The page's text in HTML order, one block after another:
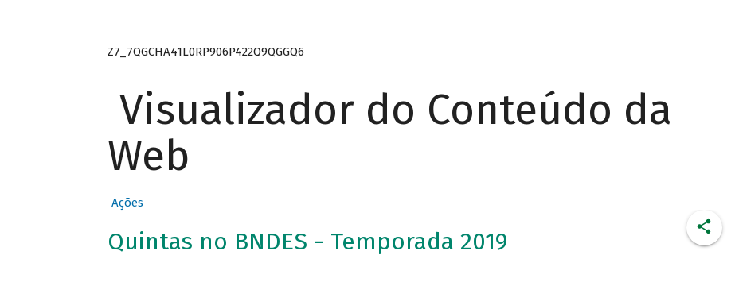
Z7_7QGCHA41L0RP906P422Q9QGGQ6
Visualizador do Conteúdo da
Web
Ações
Quintas no BNDES - Temporada 2019